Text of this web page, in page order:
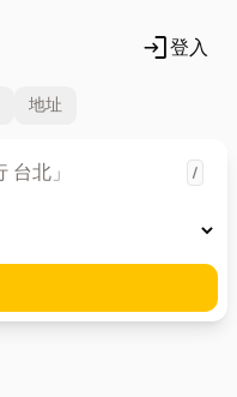
login登入
地址
/